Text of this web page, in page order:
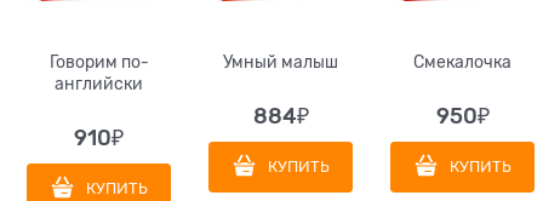
Говорим по-
английски
910₽
КУПИТЬ
Умный малыш
884₽
КУПИТЬ
Смекалочка
950₽
КУПИТЬ